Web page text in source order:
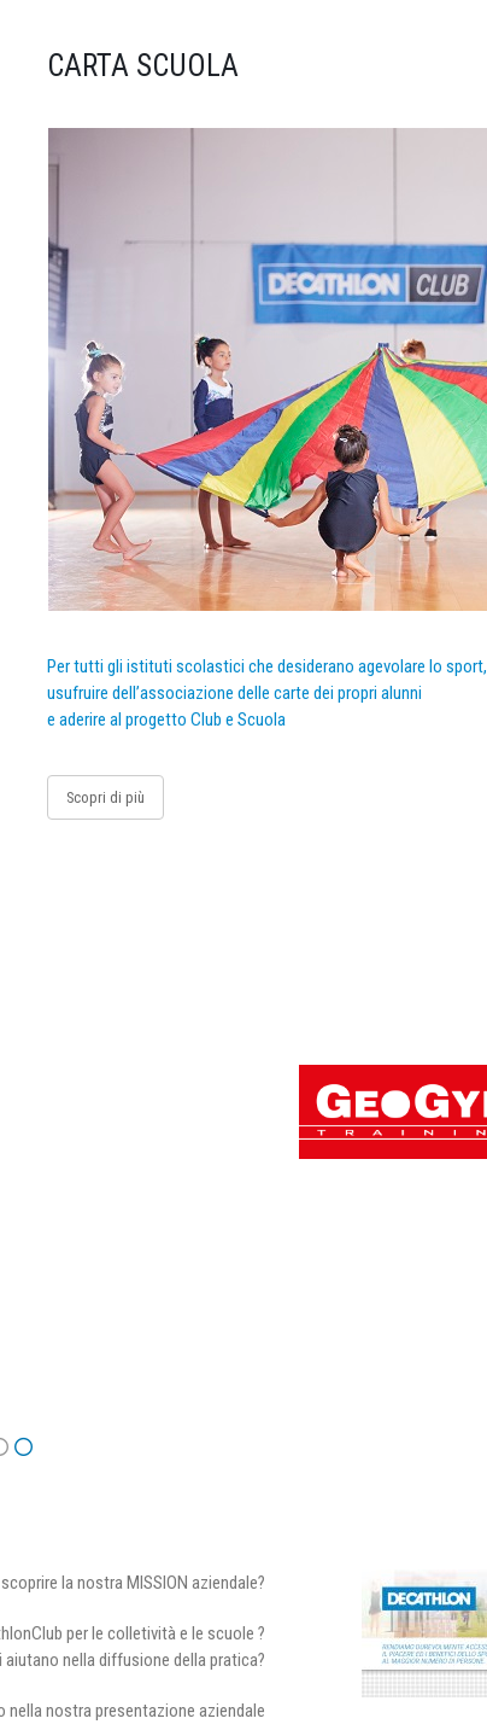
CARTA SCUOLA
Per tutti gli istituti scolastici che desiderano agevolare lo sport,
usufruire dell’associazione delle carte dei propri alunni
e aderire al progetto Club e Scuola
Scopri di più
la nostra MISSION aziendale?
per le colletività e le scuole ?
nella diffusione della pratica?
nostra presentazione aziendale